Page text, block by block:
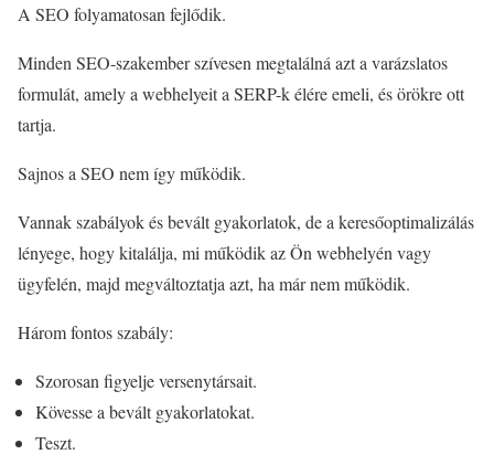
A SEO folyamatosan fejlődik.
Minden SEO-szakember szívesen megtalálná azt a varázslatos
formulát, amely a webhelyeit a SERP-k élére emeli, és örökre ott
tartja.
Sajnos a SEO nem így működik.
Vannak szabályok és bevált gyakorlatok, de a keresőoptimalizálás
lényege, hogy kitalálja, mi működik az Ön webhelyén vagy
ügyfelén, majd megváltoztatja azt, ha már nem működik.
Három fontos szabály:
Szorosan figyelje versenytársait.
Kövesse a bevált gyakorlatokat.
Teszt.